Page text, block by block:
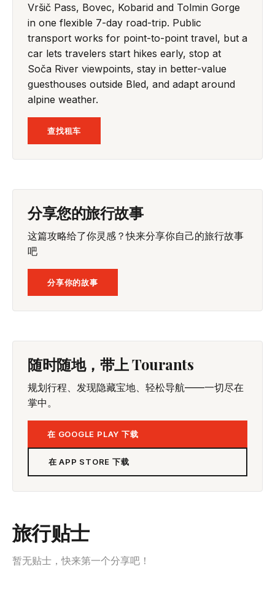
Vršič Pass, Bovec, Kobarid and Tolmin Gorge
in one flexible 7-day road-trip. Public
transport works for point-to-point travel, but a
car lets travelers start hikes early, stop at
Soča River viewpoints, stay in better-value
guesthouses outside Bled, and adapt around
alpine weather.
查找租车
分享您的旅行故事
这篇攻略给了你灵感？快来分享你自己的旅行故事
吧
分享你的故事
随时随地，带上 Tourants
规划行程、发现隐藏宝地、轻松导航——一切尽在
掌中。
在 GOOGLE PLAY 下载
在 APP STORE 下载
旅行贴士
暂无贴士，快来第一个分享吧！